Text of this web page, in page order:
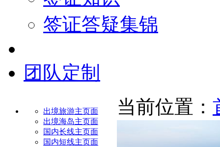
签证答疑集锦
团队定制
出境旅游主页面
出境海岛主页面
国内长线主页面
国内短线主页面
当前位置：